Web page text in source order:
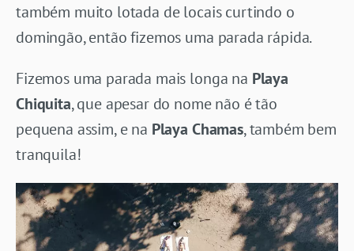
também muito lotada de locais curtindo o
domingão, então fizemos uma parada rápida.
Fizemos uma parada mais longa na Playa
Chiquita, que apesar do nome não é tão
pequena assim, e na Playa Chamas, também bem
tranquila!